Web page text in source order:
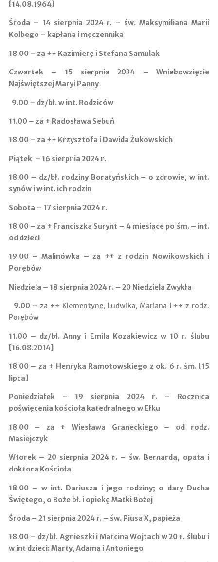
[14.08.1964]
Środa – 14 sierpnia 2024 r. – św. Maksymiliana Marii
Kolbego – kapłana i męczennika
18.00 – za ++ Kazimierę i Stefana Samulak
Czwartek – 15 sierpnia 2024 – Wniebowzięcie
Najświętszej Maryi Panny
9.00 – dz/bł. w int. Rodziców
11.00 ­– za + Radosława Sebuń
18.00 – za ++ Krzysztofa i Dawida Żukowskich
Piątek – 16 sierpnia 2024 r.
18.00 – dz/bł. rodziny Boratyńskich – o zdrowie, w int.
synów i w int. ich rodzin
Sobota – 17 sierpnia 2024 r.
18.00 –za + Franciszka Surynt – 4 miesiące po śm. – int.
od dzieci
19.00 – Malinówka – za ++ z rodzin Nowikowskich i
Porębów
Niedziela – 18 sierpnia 2024 r. – 20 Niedziela Zwykła
9.00 – za ++ Klementynę, Ludwika, Mariana i ++ z rodz.
Porębów
11.00 ­– dz/bł. Anny i Emila Kozakiewicz w 10 r. ślubu
[16.08.2014]
18.00 – za + Henryka Ramotowskiego z ok. 6 r. śm. [15
lipca]
Poniedziałek – 19 sierpnia 2024 r. – Rocznica
poświęcenia kościoła katedralnego w Ełku
18.00 – za + Wiesława Graneckiego – od rodz.
Masiejczyk
Wtorek – 20 sierpnia 2024 r. – św. Bernarda, opata i
doktora Kościoła
18.00 – w int. Dariusza i jego rodziny; o dary Ducha
Świętego, o Boże bł. i opiekę Matki Bożej
Środa – 21 sierpnia 2024 r. – św. Piusa X, papieża
18.00 – dz/bł. Agnieszki i Marcina Wojtach w 20 r. ślubu i
w int dzieci: Marty, Adama i Antoniego